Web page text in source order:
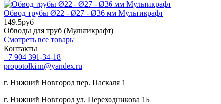
Обвод трубы Ø22 - Ø27 - Ø36 мм Мультикрафт
149.5руб
Обводы для труб (Мультикрафт)
Смотреть все товары
Контакты
+7 904 391-34-18
propotolkinn@yandex.ru
г. Нижний Новгород пер. Паскаля 1
г. Нижний Новгород ул. Переходникова 1Б